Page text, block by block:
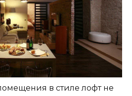
в стиле лофт не